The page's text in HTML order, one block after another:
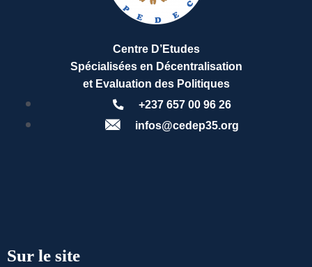
Centre D’Etudes
Spécialisées en Décentralisation
et Evaluation des Politiques
+237 657 00 96 26
infos@cedep35.org
Sur le site